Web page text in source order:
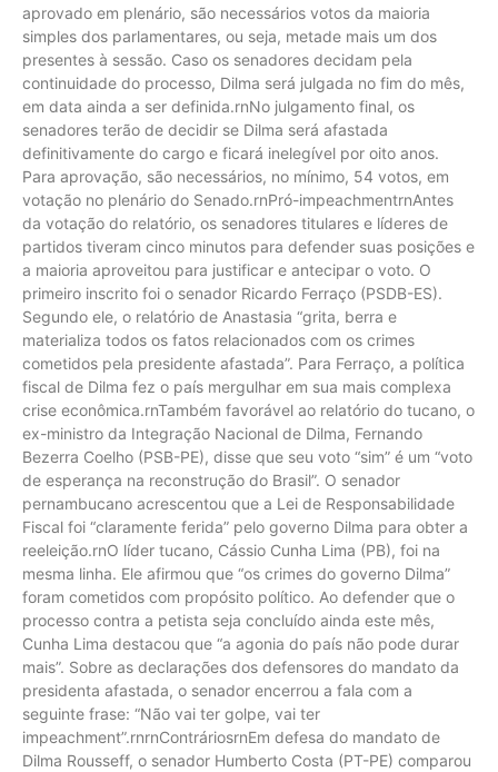
aprovado em plenário, são necessários votos da maioria
simples dos parlamentares, ou seja, metade mais um dos
presentes à sessão. Caso os senadores decidam pela
continuidade do processo, Dilma será julgada no fim do mês,
em data ainda a ser definida.rnNo julgamento final, os
senadores terão de decidir se Dilma será afastada
definitivamente do cargo e ficará inelegível por oito anos.
Para aprovação, são necessários, no mínimo, 54 votos, em
votação no plenário do Senado.rnPró-impeachmentrnAntes
da votação do relatório, os senadores titulares e líderes de
partidos tiveram cinco minutos para defender suas posições e
a maioria aproveitou para justificar e antecipar o voto. O
primeiro inscrito foi o senador Ricardo Ferraço (PSDB-ES).
Segundo ele, o relatório de Anastasia “grita, berra e
materializa todos os fatos relacionados com os crimes
cometidos pela presidente afastada”. Para Ferraço, a política
fiscal de Dilma fez o país mergulhar em sua mais complexa
crise econômica.rnTambém favorável ao relatório do tucano, o
ex-ministro da Integração Nacional de Dilma, Fernando
Bezerra Coelho (PSB-PE), disse que seu voto “sim” é um “voto
de esperança na reconstrução do Brasil”. O senador
pernambucano acrescentou que a Lei de Responsabilidade
Fiscal foi “claramente ferida” pelo governo Dilma para obter a
reeleição.rnO líder tucano, Cássio Cunha Lima (PB), foi na
mesma linha. Ele afirmou que “os crimes do governo Dilma”
foram cometidos com propósito político. Ao defender que o
processo contra a petista seja concluído ainda este mês,
Cunha Lima destacou que “a agonia do país não pode durar
mais”. Sobre as declarações dos defensores do mandato da
presidenta afastada, o senador encerrou a fala com a
seguinte frase: “Não vai ter golpe, vai ter
impeachment”.rnrnContráriosrnEm defesa do mandato de
Dilma Rousseff, o senador Humberto Costa (PT-PE) comparou